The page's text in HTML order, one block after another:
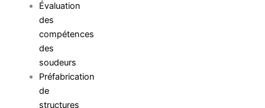
Évaluation
des
compétences
des
soudeurs
Préfabrication
de
structures